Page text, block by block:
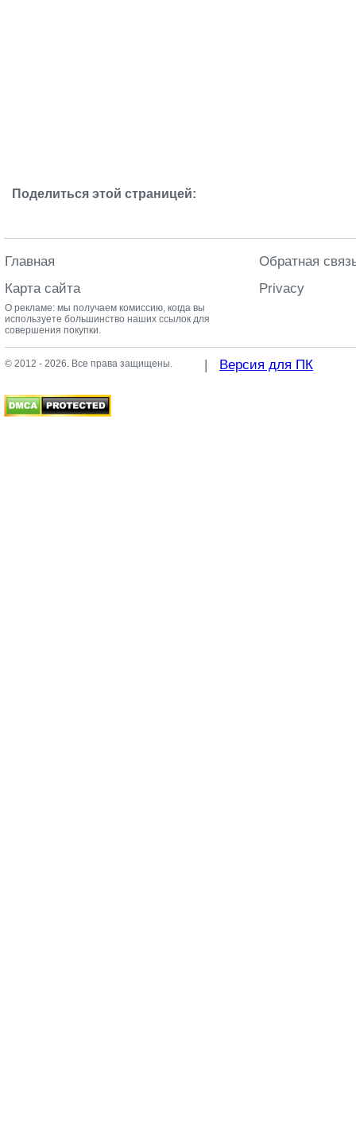
Поделиться этой страницей:
Главная
Карта сайта
Обратная
Privacy
О рекламе: мы получаем комиссию, когда вы
используете большинство наших ссылок для
совершения покупки.
© 2012 - 2026. Все права защищены. | Версия для ПК